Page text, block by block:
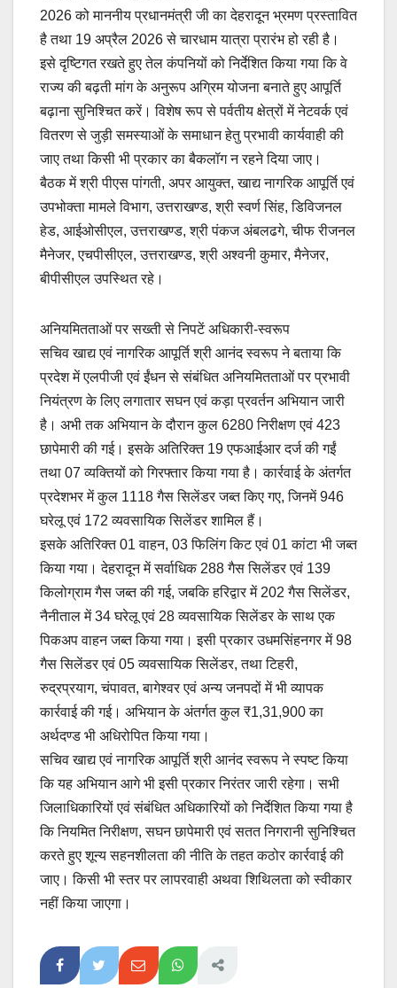
2026 को माननीय प्रधानमंत्री जी का देहरादून भ्रमण प्रस्तावित
है तथा 19 अप्रैल 2026 से चारधाम यात्रा प्रारंभ हो रही है।
इसे दृष्टिगत रखते हुए तेल कंपनियों को निर्देशित किया गया कि वे
राज्य की बढ़ती मांग के अनुरूप अग्रिम योजना बनाते हुए आपूर्ति
बढ़ाना सुनिश्चित करें। विशेष रूप से पर्वतीय क्षेत्रों में नेटवर्क एवं
वितरण से जुड़ी समस्याओं के समाधान हेतु प्रभावी कार्यवाही की
जाए तथा किसी भी प्रकार का बैकलॉग न रहने दिया जाए।
बैठक में श्री पीएस पांगती, अपर आयुक्त, खाद्य नागरिक आपूर्ति एवं
उपभोक्ता मामले विभाग, उत्तराखण्ड, श्री स्वर्ण सिंह, डिविजनल
हेड, आईओसीएल, उत्तराखण्ड, श्री पंकज अंबलढगे, चीफ रीजनल
मैनेजर, एचपीसीएल, उत्तराखण्ड, श्री अश्वनी कुमार, मैनेजर,
बीपीसीएल उपस्थित रहे।
अनियमितताओं पर सख्ती से निपटें अधिकारी-स्वरूप
सचिव खाद्य एवं नागरिक आपूर्ति श्री आनंद स्वरूप ने बताया कि
प्रदेश में एलपीजी एवं ईंधन से संबंधित अनियमितताओं पर प्रभावी
नियंत्रण के लिए लगातार सघन एवं कड़ा प्रवर्तन अभियान जारी
है। अभी तक अभियान के दौरान कुल 6280 निरीक्षण एवं 423
छापेमारी की गई। इसके अतिरिक्त 19 एफआईआर दर्ज की गईं
तथा 07 व्यक्तियों को गिरफ्तार किया गया है। कार्रवाई के अंतर्गत
प्रदेशभर में कुल 1118 गैस सिलेंडर जब्त किए गए, जिनमें 946
घरेलू एवं 172 व्यवसायिक सिलेंडर शामिल हैं।
इसके अतिरिक्त 01 वाहन, 03 फिलिंग किट एवं 01 कांटा भी जब्त
किया गया। देहरादून में सर्वाधिक 288 गैस सिलेंडर एवं 139
किलोग्राम गैस जब्त की गई, जबकि हरिद्वार में 202 गैस सिलेंडर,
नैनीताल में 34 घरेलू एवं 28 व्यवसायिक सिलेंडर के साथ एक
पिकअप वाहन जब्त किया गया। इसी प्रकार उधमसिंहनगर में 98
गैस सिलेंडर एवं 05 व्यवसायिक सिलेंडर, तथा टिहरी,
रुद्रप्रयाग, चंपावत, बागेश्वर एवं अन्य जनपदों में भी व्यापक
कार्रवाई की गई। अभियान के अंतर्गत कुल ₹1,31,900 का
अर्थदण्ड भी अधिरोपित किया गया।
सचिव खाद्य एवं नागरिक आपूर्ति श्री आनंद स्वरूप ने स्पष्ट किया
कि यह अभियान आगे भी इसी प्रकार निरंतर जारी रहेगा। सभी
जिलाधिकारियों एवं संबंधित अधिकारियों को निर्देशित किया गया है
कि नियमित निरीक्षण, सघन छापेमारी एवं सतत निगरानी सुनिश्चित
करते हुए शून्य सहनशीलता की नीति के तहत कठोर कार्रवाई की
जाए। किसी भी स्तर पर लापरवाही अथवा शिथिलता को स्वीकार
नहीं किया जाएगा।